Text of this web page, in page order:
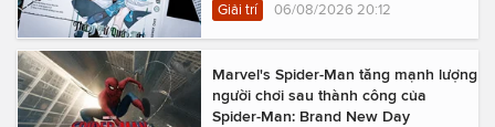
Giải trí 06/08/2026 20:12
Marvel's Spider-Man tăng mạnh lượng
người chơi sau thành công của
Spider-Man: Brand New Day